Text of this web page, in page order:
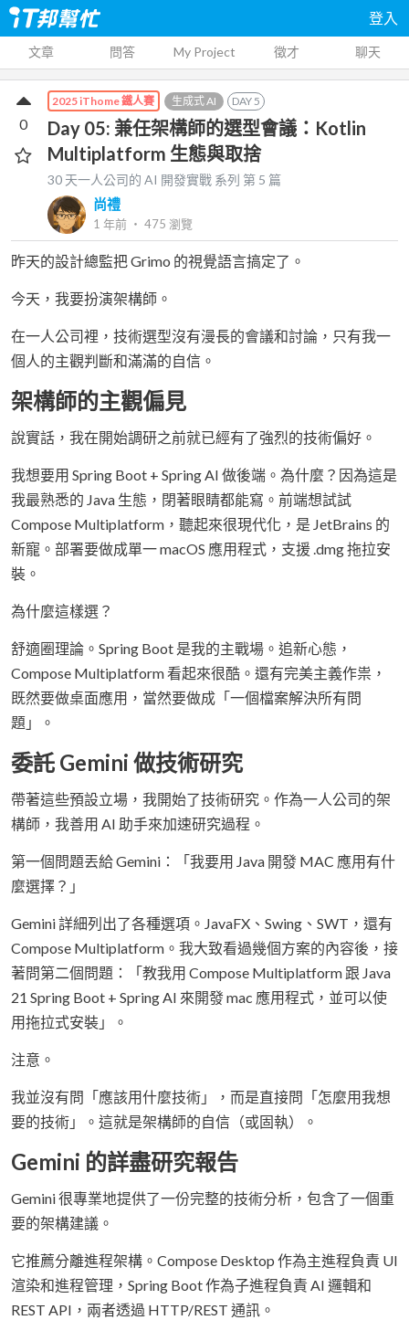
登入
文章 問答 My Project 徵才 聊天
2025 iThome 鐵人賽 生成式 AI DAY5
Day 05: 兼任架構師的選型會議：Kotlin
Multiplatform 生態與取捨
30 天一人公司的 AI 開發實戰 系列 第 5 篇
尚禮
1 年前 ‧ 475 瀏覽
0
昨天的設計總監把 Grimo 的視覺語言搞定了。
今天，我要扮演架構師。
在一人公司裡，技術選型沒有漫長的會議和討論，只有我一
個人的主觀判斷和滿滿的自信。
架構師的主觀偏見
說實話，我在開始調研之前就已經有了強烈的技術偏好。
我想要用 Spring Boot + Spring AI 做後端。為什麼？因為這是
我最熟悉的 Java 生態，閉著眼睛都能寫。前端想試試
Compose Multiplatform，聽起來很現代化，是 JetBrains 的
新寵。部署要做成單一 macOS 應用程式，支援 .dmg 拖拉安
裝。
為什麼這樣選？
舒適圈理論。Spring Boot 是我的主戰場。追新心態，
Compose Multiplatform 看起來很酷。還有完美主義作祟，
既然要做桌面應用，當然要做成「一個檔案解決所有問
題」。
委託 Gemini 做技術研究
帶著這些預設立場，我開始了技術研究。作為一人公司的架
構師，我善用 AI 助手來加速研究過程。
第一個問題丟給 Gemini：「我要用 Java 開發 MAC 應用有什
麼選擇？」
Gemini 詳細列出了各種選項。JavaFX、Swing、SWT，還有
Compose Multiplatform。我大致看過幾個方案的內容後，接
著問第二個問題：「教我用 Compose Multiplatform 跟 Java
21 Spring Boot + Spring AI 來開發 mac 應用程式，並可以使
用拖拉式安裝」。
注意。
我並沒有問「應該用什麼技術」，而是直接問「怎麼用我想
要的技術」。這就是架構師的自信（或固執）。
Gemini 的詳盡研究報告
Gemini 很專業地提供了一份完整的技術分析，包含了一個重
要的架構建議。
它推薦分離進程架構。Compose Desktop 作為主進程負責 UI
渲染和進程管理，Spring Boot 作為子進程負責 AI 邏輯和
REST API，兩者透過 HTTP/REST 通訊。